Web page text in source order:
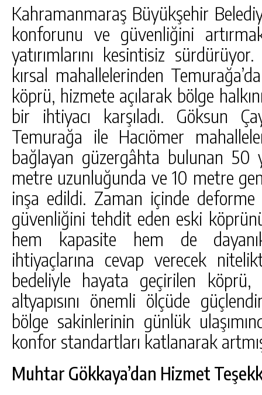
Kahramanmaraş Büyükşehir
konforunu ve güvenliğini
yatırımlarını kesintisiz
kırsal mahallelerinden
köprü, hizmete açılarak bölge
bir ihtiyacı karşıladı. Göksun
Temurağa ile Hacıömer
bağlayan güzergâhta bulunan 50
metre uzunluğunda ve 10 metre
inşa edildi. Zaman içinde deforme
güvenliğini tehdit eden eski
hem kapasite hem de
ihtiyaçlarına cevap verecek
bedeliyle hayata geçirilen köprü,
altyapısını önemli ölçüde
bölge sakinlerinin günlük
konfor standartları katlanarak
Muhtar Gökkaya’dan Hizmet
GÜNLÜK HABER AKIŞI
GÖKSUN HAFIZLIK KIZ KUR’AN KURSU
ÖĞRENCILERINE DARENDE GEZISI.